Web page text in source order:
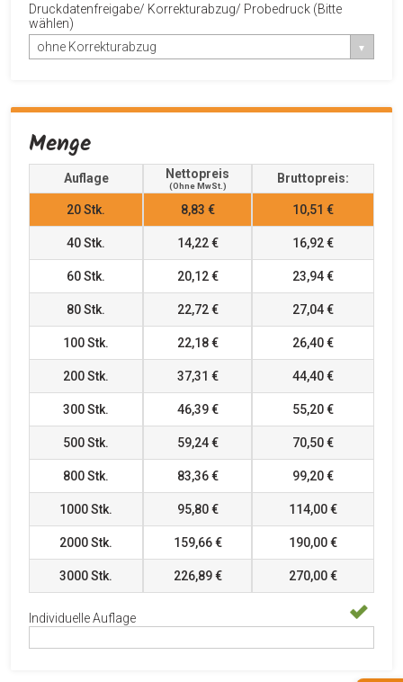
Druckdatenfreigabe/ Korrekturabzug/ Probedruck (Bitte
wählen)
ohne Korrekturabzug
Menge
Auflage Nettopreis
(ohne MwSt.)
Bruttopreis:
20Stk. 8,83 € 10,51 €
40Stk. 14,22 € 16,92 €
60Stk. 20,12 € 23,94 €
80Stk. 22,72 € 27,04 €
100Stk. 22,18 € 26,40 €
200Stk. 37,31 € 44,40 €
300Stk. 46,39 € 55,20 €
500Stk. 59,24 € 70,50 €
800Stk. 83,36 € 99,20 €
1000Stk. 95,80 € 114,00 €
2000Stk. 159,66 € 190,00 €
3000Stk. 226,89 € 270,00 €
Individuelle Auflage